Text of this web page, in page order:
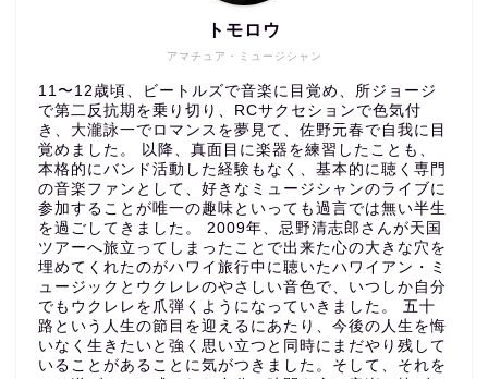
アマチュア・ミュージシャン
トモロウ
11〜12歳頃、ビートルズで音楽に目覚め、所ジョージ
で第二反抗期を乗り切り、RCサクセションで色気付
き、大瀧詠一でロマンスを夢見て、佐野元春で自我に目
覚めました。 以降、真面目に楽器を練習したことも、
本格的にバンド活動した経験もなく、基本的に聴く専門
の音楽ファンとして、好きなミュージシャンのライブに
参加することが唯一の趣味といっても過言では無い半生
を過ごしてきました。 2009年、忌野清志郎さんが天国
ツアーへ旅立ってしまったことで出来た心の大きな穴を
埋めてくれたのがハワイ旅行中に聴いたハワイアン・ミ
ュージックとウクレレのやさしい音色で、いつしか自分
でもウクレレを爪弾くようになっていきました。 五十
路という人生の節目を迎えるにあたり、今後の人生を悔
いなく生きたいと強く思い立つと同時にまだやり残して
いることがあることに気がつきました。そして、それを